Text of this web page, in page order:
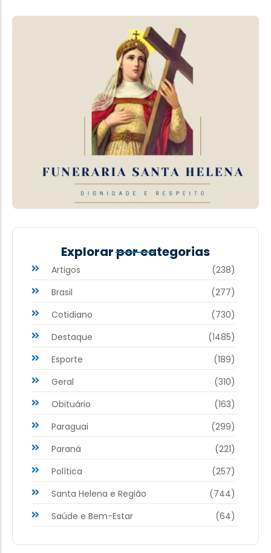
Explorar por categorias
Artigos
(238)
Brasil
(277)
Cotidiano
(730)
Destaque
(1485)
Esporte
(189)
Geral
(310)
Obituário
(163)
Paraguai
(299)
Paraná
(221)
Política
(257)
Santa Helena e Região
(744)
Saúde e Bem-Estar
(64)